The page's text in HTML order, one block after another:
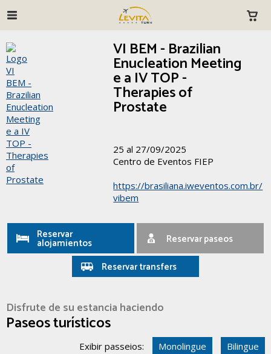
VI BEM - Brazilian
Enucleation Meeting
e a IV TOP -
Therapies of
Prostate
25 al 27/09/2025
Centro de Eventos FIEP
https://brasiliana.iweventos.com.br/
vibem
Reservar
alojamientos
Reservar paseos
Reservar transfers
Disfrute de su estancia haciendo
Paseos turísticos
Exibir passeios: Monolingue Bilingue